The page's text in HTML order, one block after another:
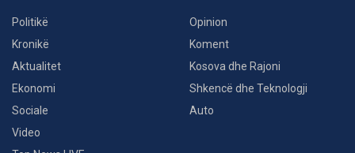
Politikë
Kronikë
Aktualitet
Ekonomi
Sociale
Video
Opinion
Koment
Kosova dhe Rajoni
Shkencë dhe Teknologji
Auto